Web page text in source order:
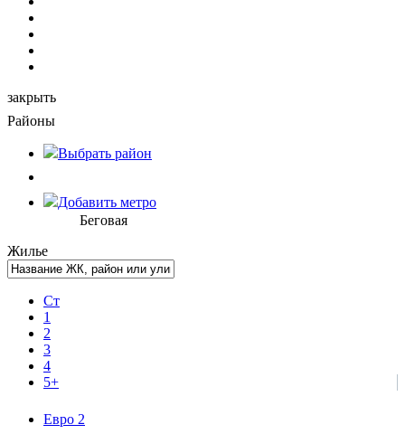
закрыть
Районы
Выбрать район
Добавить метро
Беговая
Жилье
Ст
1
2
3
4
5+
Евро 2